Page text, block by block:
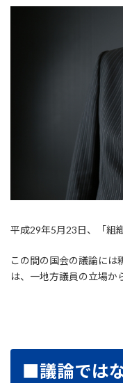
平成29年5月23日、「組
この間の国会の議論には
は、一地方議員の立場か
■議論では